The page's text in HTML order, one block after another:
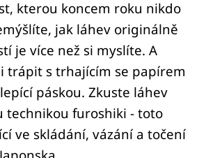
kterou koncem roku nikdo
jak láhev originálně
je více než si myslíte. A
trápit s trhajícím se papírem
páskou. Zkuste láhev
technikou furoshiki - toto
ve skládání, vázání a točení